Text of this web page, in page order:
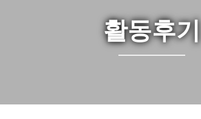
활동후기